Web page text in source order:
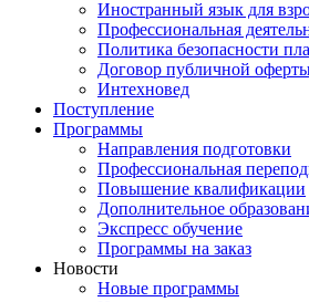
Иностранный язык для
Профессиональная
Политика безопасности
Договор публичной
Интехновед
Поступление
Программы
Направления подготовки
Профессиональная
Повышение квалификации
Дополнительное
Экспресс обучение
Программы на заказ
Новости
Новые программы